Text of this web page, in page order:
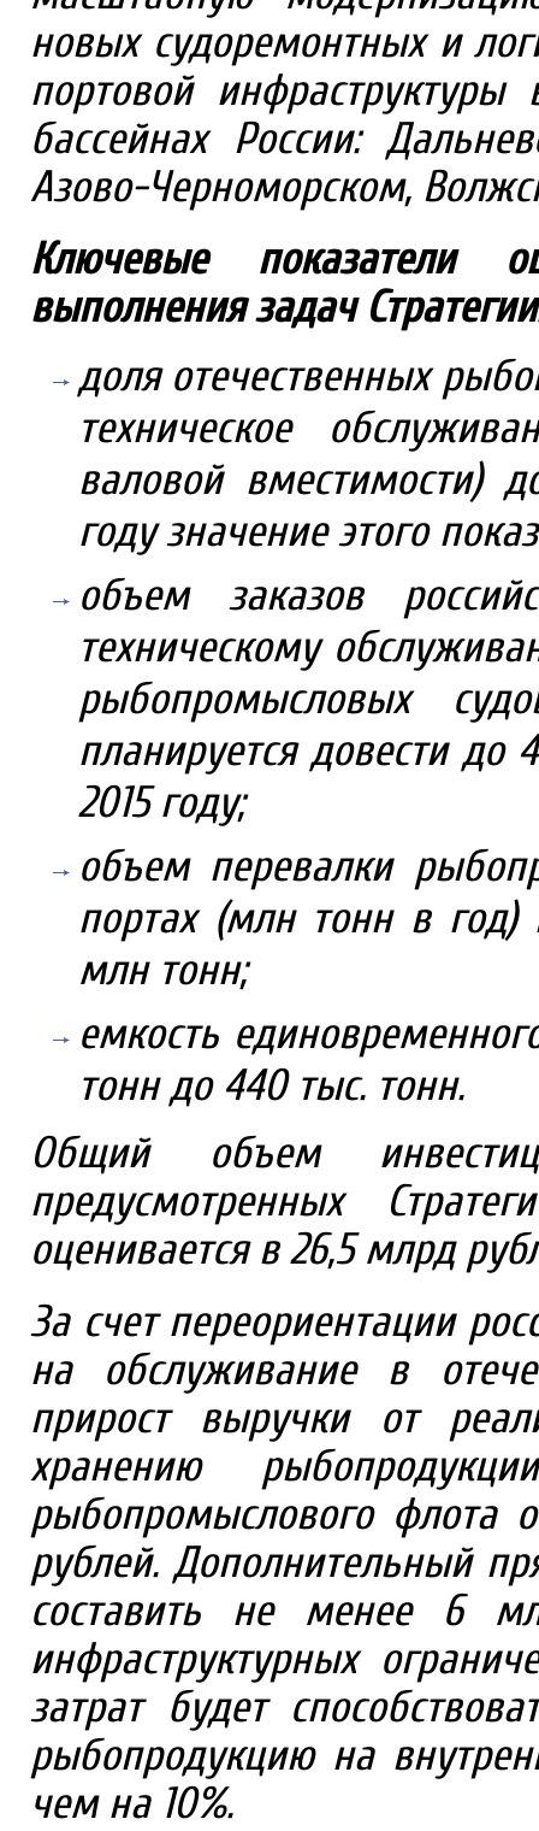
новых судоремонтных и
портовой
бассейнах России:
Азово-Черноморском,
Ключевые показатели
выполнения задач
доля отечественных
техническое
валовой вместимости)
году значение этого
объем заказов
техническому
рыбопромысловых
планируется довести до
2015 году;
объем перевалки
портах (млн тонн в
млн тонн;
емкость
тонн до 440 тыс. тонн.
Общий объем
предусмотренных
оценивается в 26,5 млрд
За счет переориентации
на обслуживание в
прирост выручки от
хранению
рыбопромыслового флота
рублей. Дополнительный
составить не менее 6
инфраструктурных
затрат будет
рыбопродукцию на
чем на 10%.